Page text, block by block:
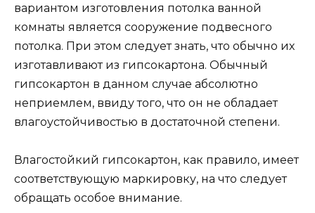
вариантом изготовления потолка ванной
комнаты является сооружение подвесного
потолка. При этом следует знать, что обычно их
изготавливают из гипсокартона. Обычный
гипсокартон в данном случае абсолютно
неприемлем, ввиду того, что он не обладает
влагоустойчивостью в достаточной степени.
Влагостойкий гипсокартон, как правило, имеет
соответствующую маркировку, на что следует
обращать особое внимание.